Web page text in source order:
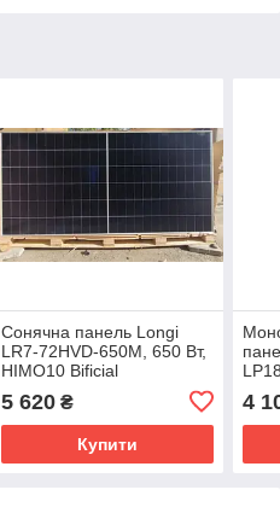
Сонячна панель Longi
LR7-72HVD-650M, 650 Вт,
HIMO10 Bificial
5 620₴
Купити
4